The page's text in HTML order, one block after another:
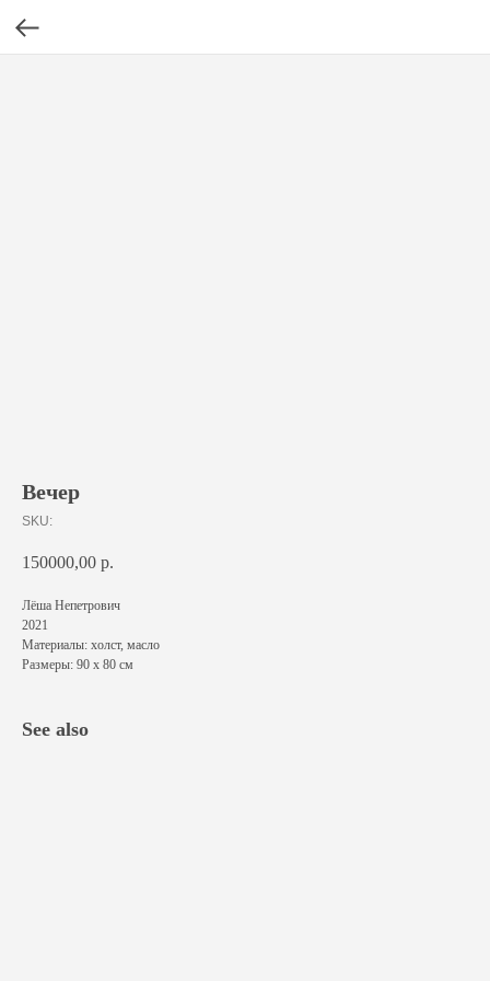
Вечер
SKU:
150000,00 р.
Лёша Непетрович
2021
Материалы: холст, масло
Размеры: 90 х 80 см
See also